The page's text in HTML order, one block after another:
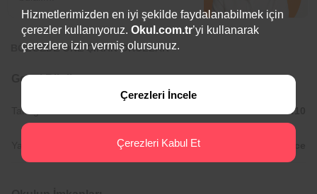
BÖLGEDE ÖNE ÇIKAN OKULLAR
Genel Bilgiler
Tam gün Okul Saatleri: 07:30/18:10
Hizmetlerimizden en iyi şekilde faydalanabilmek için
çerezler kullanıyoruz. Okul.com.tr’yi kullanarak
çerezlere izin vermiş olursunuz.
Çerezleri İncele
Çerezleri Kabul Et